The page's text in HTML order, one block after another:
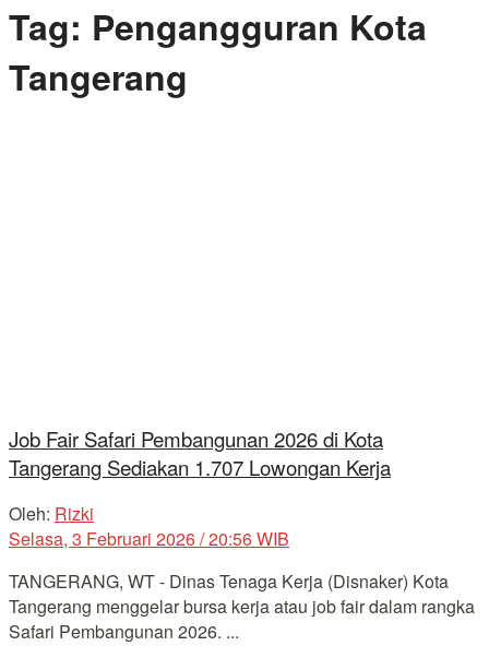
Tag: Pengangguran Kota
Tangerang
Job Fair Safari Pembangunan 2026 di Kota
Tangerang Sediakan 1.707 Lowongan Kerja
Oleh: Rizki
Selasa, 3 Februari 2026 / 20:56 WIB
TANGERANG, WT - Dinas Tenaga Kerja (Disnaker) Kota
Tangerang menggelar bursa kerja atau job fair dalam rangka
Safari Pembangunan 2026. ...